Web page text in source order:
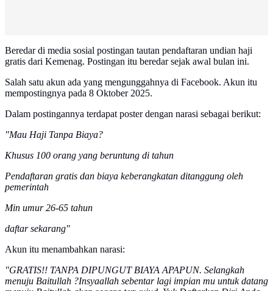
Beredar di media sosial postingan tautan pendaftaran undian haji
gratis dari Kemenag. Postingan itu beredar sejak awal bulan ini.
Salah satu akun ada yang mengunggahnya di Facebook. Akun itu
mempostingnya pada 8 Oktober 2025.
Dalam postingannya terdapat poster dengan narasi sebagai berikut:
"Mau Haji Tanpa Biaya?
Khusus 100 orang yang beruntung di tahun
Pendaftaran gratis dan biaya keberangkatan ditanggung oleh
pemerintah
Min umur 26-65 tahun
daftar sekarang"
Akun itu menambahkan narasi:
"GRATIS!! TANPA DIPUNGUT BIAYA APAPUN. Selangkah
menuju Baitullah ?Insyaallah sebentar lagi impian mu untuk datang